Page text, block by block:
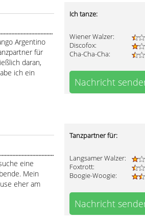
Argentino
für
daran,
ich ein
Ich tanze:
Wiener Walzer:
Discofox:
Cha-Cha-Cha:
Nachricht
eine
Mein
eher am
Tanzpartner für:
Langsamer Walzer:
Foxtrott:
Boogie-Woogie:
Nachricht